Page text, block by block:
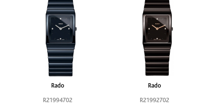
Rado
R21994702
Rado
R21992702